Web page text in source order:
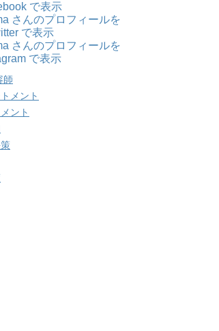
で表示
さんのプロフィールを
で表示
さんのプロフィールを
で表示
師
メント
ント